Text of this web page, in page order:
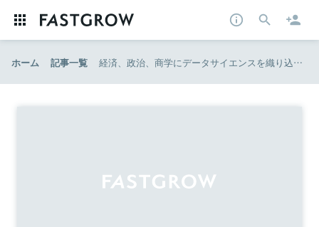
ホーム 記事一覧 経済、政治、商学にデータサイエンスを織り込む。社会科学の先駆者一橋大学が70年ぶりに設立する新学部「ソーシャル・データサイエンス学部」の意義と影響